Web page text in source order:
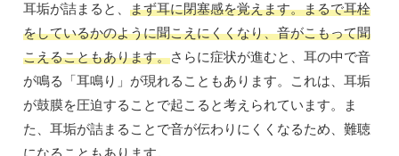
耳垢が詰まると、 まず耳に閉塞感を覚えます。まるで耳栓
をしているかのように聞こえにくくなり、音がこもって聞
こえることもあります。さらに症状が進むと、耳の中で音
が鳴る「耳鳴り」が現れることもあります。これは、耳垢
が鼓膜を圧迫することで起こると考えられています。ま
た、耳垢が詰まることで音が伝わりにくくなるため、難聴